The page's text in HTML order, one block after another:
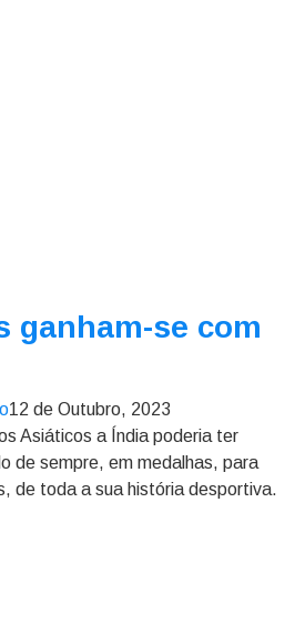
ganham-se com
12 de Outubro, 2023
Asiáticos a Índia poderia ter
de sempre, em medalhas, para
de toda a sua história desportiva.